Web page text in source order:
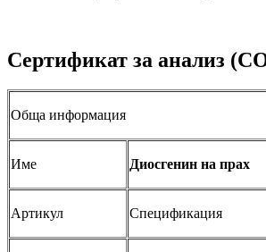
Сертификат за анализ
Обща информация
Име Диосгенин на прах
Артикул Спецификация